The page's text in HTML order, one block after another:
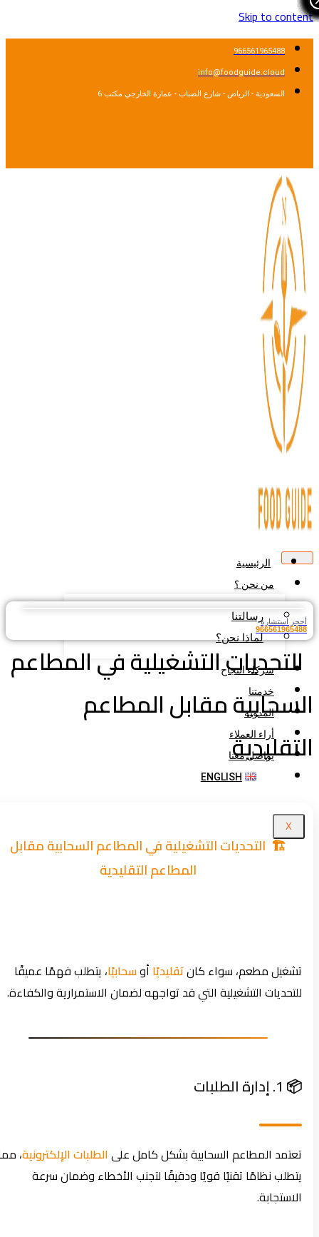
Skip to
966561965488
info@foodguide.cloud
السعودية - الرياض - شارع الضباب - عمارة الخارجي مكتب 6
الرئيسية
من نحن ؟
رسالتنا
لماذا نحن؟
شركاء النجاح
خدمتنا
المدونة
أراء العملاء
تواصل معنا
ENGLISH
استشارة
التشغيلية في المطاعم
مقابل المطاعم
🏗️ التحديات التشغيلية في المطاعم السحابية مقابل
المطاعم التقليدية
تشغيل مطعم، سواء كانتقليديًاأوسحابيًا، يتطلب فهمًا عميقًا
للتحديات التشغيلية التي قد تواجهه لضمان الاستمرارية والكفاءة.
📦 1. إدارة الطلبات
تعتمد المطاعم السحابية بشكل كامل علىالطلبات الإلكترونية، مما
يتطلب نظامًا تقنيًا قويًا ودقيقًا لتجنب الأخطاء وضمان سرعة
الاستجابة.